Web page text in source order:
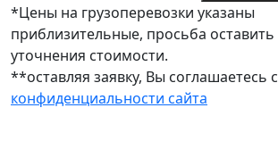
*Цены на грузоперевозки указаны
приблизительные, просьба оставить
уточнения стоимости.
**оставляя заявку, Вы соглашаетесь с
конфиденциальности сайта